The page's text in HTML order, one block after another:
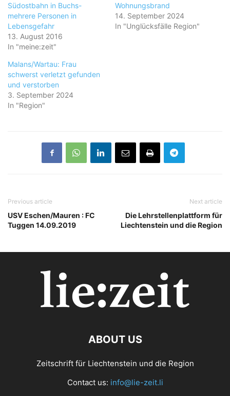
Südostbahn in Buchs-
mehrere Personen in
Lebensgefahr
13. August 2016
In "meine:zeit"
Wohnungsbrand
14. September 2024
In "Unglücksfälle Region"
Malans/Wartau: Frau
schwerst verletzt gefunden
und verstorben
3. September 2024
In "Region"
Previous article
USV Eschen/Mauren : FC
Tuggen 14.09.2019
Next article
Die Lehrstellenplattform für
Liechtenstein und die Region
ABOUT US
Zeitschrift für Liechtenstein und die Region
Contact us: info@lie-zeit.li